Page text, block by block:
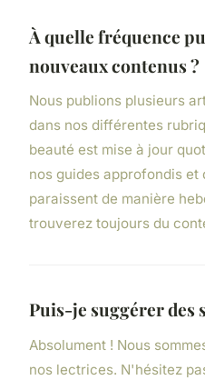
À quelle fréquence
nouveaux contenus ?
Nous publions plusieurs
dans nos différentes
beauté est mise à jour
nos guides approfondis et
paraissent de manière
trouverez toujours du
Puis-je suggérer des
Absolument ! Nous
nos lectrices. N'hésitez